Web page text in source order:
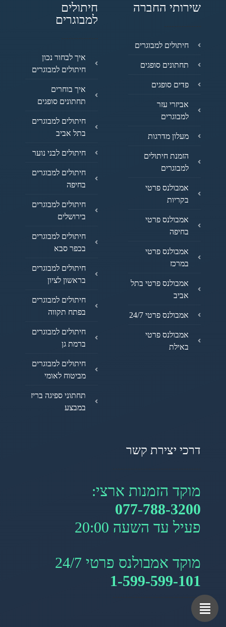
שירותי החברה
חיתולים למבוגרים
תחתונים סופגים
פדים סופגים
אביזרי עזר
למבוגרים
מעלון מדרגות
הזמנת חיתולים
למבוגרים
אמבולנס פרטי
בקריות
אמבולנס פרטי
בחיפה
אמבולנס פרטי
במרכז
אמבולנס פרטי בתל
אביב
אמבולנס פרטי 24/7
אמבולנס פרטי
באילת
חיתולים
למבוגרים
איך לבחור נכון
חיתולים למבוגרים
איך בוחרים
תחתונים סופגים
חיתולים למבוגרים
בתל אביב
חיתולים לבני נוער
חיתולים למבוגרים
בחיפה
חיתולים למבוגרים
בירושלים
חיתולים למבוגרים
בכפר סבא
חיתולים למבוגרים
בראשון לציון
חיתולים למבוגרים
בפתח תקווה
חיתולים למבוגרים
ברמת גן
חיתולים למבוגרים
מביטוח לאומי
תחתוני ספיגה בריז
במבצע
דרכי יצירת קשר
מוקד הזמנות ארצי:
077-788-3200
פעיל עד השעה 20:00
מוקד אמבולנס פרטי 24/7
1-599-599-101